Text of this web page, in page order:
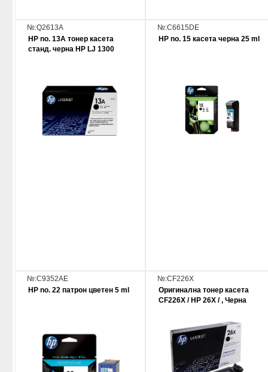
№:Q2613A
HP no. 13A тонер касета
станд. черна HP LJ 1300
№:C6615DE
HP no. 15 касета черна 25 ml
№:C9352AE
HP no. 22 патрон цветен 5 ml
№:CF226X
Оригинална тонер касета
CF226X / HP 26X / , Черна